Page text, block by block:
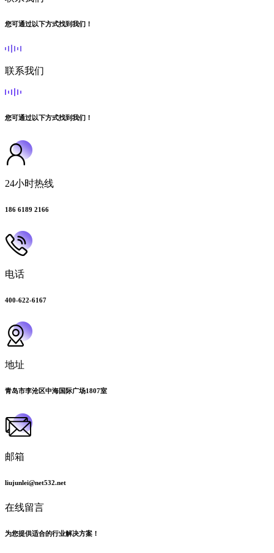
您可通过以下方式找到我们！
联系我们
您可通过以下方式找到我们！
24小时热线
186 6189 2166
电话
400-622-6167
地址
青岛市李沧区中海国际广场1807室
邮箱
liujunlei@net532.net
在线留言
为您提供适合的行业解决方案！